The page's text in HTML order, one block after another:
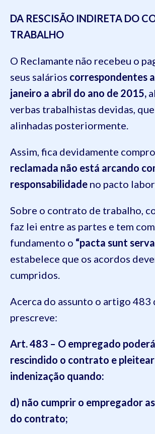
DA RESCISÃO INDIRETA DO
TRABALHO
O Reclamante não recebeu o
seus salários correspondentes
janeiro a abril do ano de 2015,
verbas trabalhistas devidas,
alinhadas posteriormente.
Assim, fica devidamente
reclamada não está arcando
responsabilidade no pacto
Sobre o contrato de trabalho,
faz lei entre as partes e tem
fundamento o “pacta sunt
estabelece que os acordos
cumpridos.
Acerca do assunto o artigo 483
prescreve:
Art. 483 – O empregado
rescindido o contrato e
indenização quando:
d) não cumprir o empregador
do contrato;